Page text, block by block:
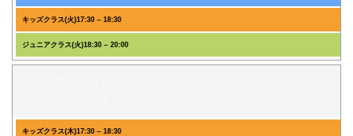
キッズクラス(火)17:30 – 18:30
ジュニアクラス(火)18:30 – 20:00
キッズクラス(木)17:30 – 18:30